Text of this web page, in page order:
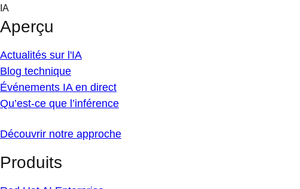
Skip
content
IA
Aperçu
Actualités sur l'IA
Blog technique
Événements IA en direct
Qu’est-ce que l’inférence
Découvrir notre approche
Produits